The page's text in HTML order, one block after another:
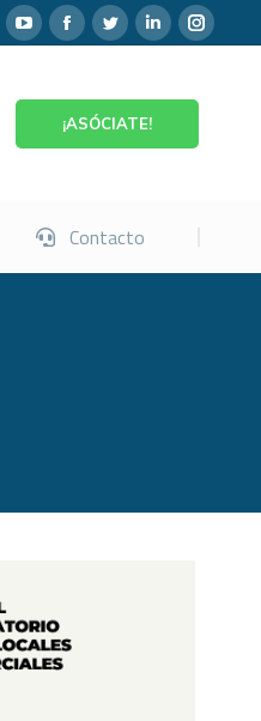
¡ASÓCIATE!
Contacto
Contacto